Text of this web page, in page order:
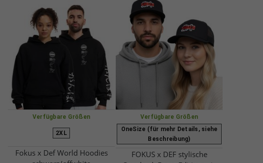
Verfügbare Größen
2XL
Fokus x Def World Hoodies
Verfügbare Größen
OneSize (für mehr Details, siehe
Beschreibung)
FOKUS x DEF stylische